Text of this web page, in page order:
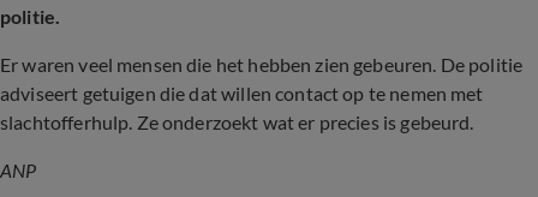
politie.
Er waren veel mensen die het hebben zien gebeuren. De politie
adviseert getuigen die dat willen contact op te nemen met
slachtofferhulp. Ze onderzoekt wat er precies is gebeurd.
ANP